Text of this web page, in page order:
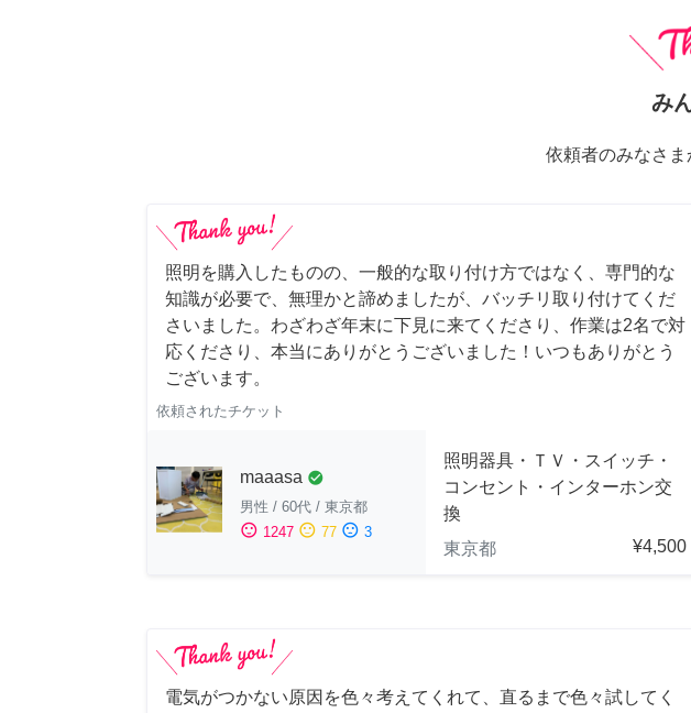
み
依頼者のみなさ
照明を購入したものの、一般的な取り付け方ではなく、専門的な
知識が必要で、無理かと諦めましたが、バッチリ取り付けてくだ
さいました。わざわざ年末に下見に来てくださり、作業は2名で対
応くださり、本当にありがとうございました！いつもありがとう
ございます。
依頼されたチケット
maaasa check_circle
男性 / 60代 / 東京都
sentiment_satisfied 1247 sentiment_neutral 77 sentiment_dissatisfied 3
照明器具・ＴＶ・スイッチ・
コンセント・インターホン交
換
東京都
¥4,500
電気がつかない原因を色々考えてくれて、直るまで色々試してく